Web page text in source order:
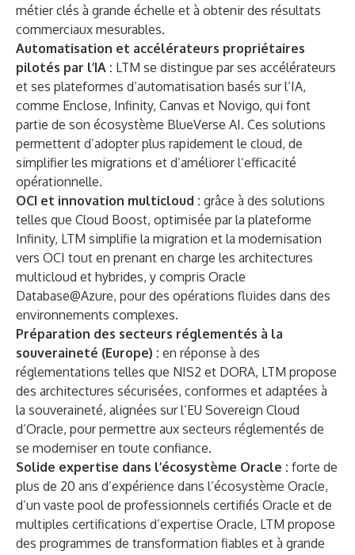
métier clés à grande échelle et à obtenir des résultats
commerciaux mesurables.
Automatisation et accélérateurs propriétaires
pilotés par l’IA : LTM se distingue par ses accélérateurs
et ses plateformes d’automatisation basés sur l’IA,
comme Enclose, Infinity, Canvas et Novigo, qui font
partie de son écosystème BlueVerse AI. Ces solutions
permettent d’adopter plus rapidement le cloud, de
simplifier les migrations et d’améliorer l’efficacité
opérationnelle.
OCI et innovation multicloud : grâce à des solutions
telles que Cloud Boost, optimisée par la plateforme
Infinity, LTM simplifie la migration et la modernisation
vers OCI tout en prenant en charge les architectures
multicloud et hybrides, y compris Oracle
Database@Azure, pour des opérations fluides dans des
environnements complexes.
Préparation des secteurs réglementés à la
souveraineté (Europe) : en réponse à des
réglementations telles que NIS2 et DORA, LTM propose
des architectures sécurisées, conformes et adaptées à
la souveraineté, alignées sur l’EU Sovereign Cloud
d’Oracle, pour permettre aux secteurs réglementés de
se moderniser en toute confiance.
Solide expertise dans l’écosystème Oracle : forte de
plus de 20 ans d’expérience dans l’écosystème Oracle,
d’un vaste pool de professionnels certifiés Oracle et de
multiples certifications d’expertise Oracle, LTM propose
des programmes de transformation fiables et à grande